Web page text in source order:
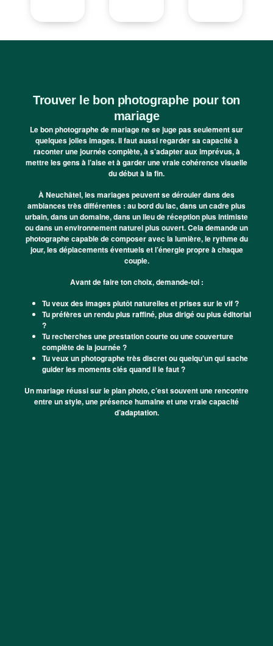
Trouver le bon photographe pour ton
mariage
Le bon photographe de mariage ne se juge pas seulement sur
quelques jolies images. Il faut aussi regarder sa capacité à
raconter une journée complète, à s’adapter aux imprévus, à
mettre les gens à l’aise et à garder une vraie cohérence visuelle
du début à la fin.
À Neuchâtel, les mariages peuvent se dérouler dans des
ambiances très différentes : au bord du lac, dans un cadre plus
urbain, dans un domaine, dans un lieu de réception plus intimiste
ou dans un environnement naturel plus ouvert. Cela demande un
photographe capable de composer avec la lumière, le rythme du
jour, les déplacements éventuels et l’énergie propre à chaque
couple.
Avant de faire ton choix, demande-toi :
Tu veux des images plutôt naturelles et prises sur le vif ?
Tu préfères un rendu plus raffiné, plus dirigé ou plus éditorial
?
Tu recherches une prestation courte ou une couverture
complète de la journée ?
Tu veux un photographe très discret ou quelqu’un qui sache
guider les moments clés quand il le faut ?
Un mariage réussi sur le plan photo, c’est souvent une rencontre
entre un style, une présence humaine et une vraie capacité
d’adaptation.